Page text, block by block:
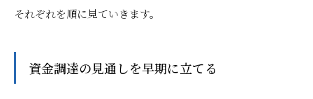
それぞれを順に見ていきます。
資金調達の見通しを早期に立てる